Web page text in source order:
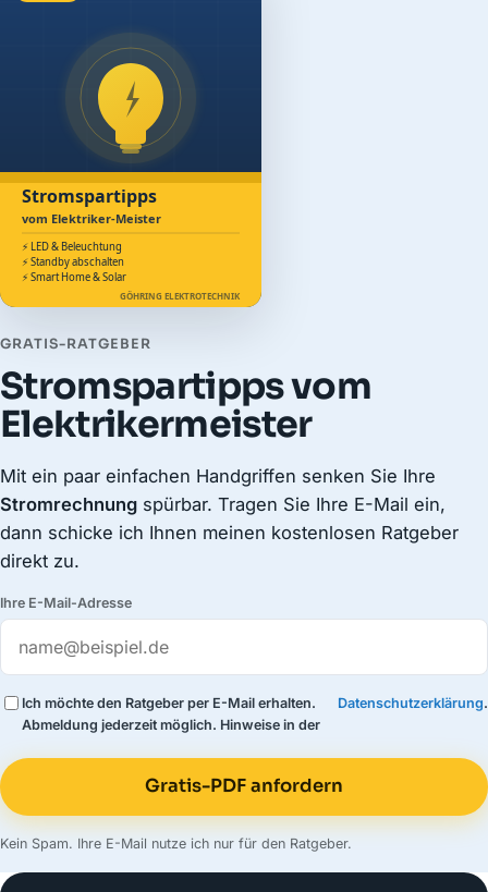
Stromspartipps
vom Elektriker-Meister
⚡ LED & Beleuchtung
⚡ Standby abschalten
⚡ Smart Home & Solar
GÖHRING ELEKTROTECHNIK
GRATIS-RATGEBER
Stromspartipps vom
Elektrikermeister
Mit ein paar einfachen Handgriffen senken Sie Ihre
Stromrechnung spürbar. Tragen Sie Ihre E-Mail ein,
dann schicke ich Ihnen meinen kostenlosen Ratgeber
direkt zu.
Ihre E-Mail-Adresse
Ich möchte den Ratgeber per E-Mail erhalten.
Abmeldung jederzeit möglich. Hinweise in der
Datenschutzerklärung.
Gratis-PDF anfordern
Kein Spam. Ihre E-Mail nutze ich nur für den Ratgeber.